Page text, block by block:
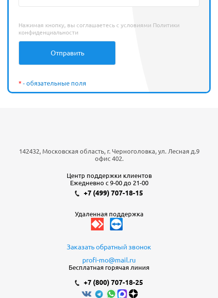
Нажимая кнопку, вы соглашаетесь с условиями Политики
конфиденциальности
* - обязательные поля
142432, Московская область, г. Черноголовка, ул. Лесная д.9
офис 402.
Центр поддержки клиентов
Ежедневно с 9-00 до 21-00
+7 (499) 707-18-15
Удаленная поддержка
Заказать обратный звонок
profi-mo@mail.ru
Бесплатная горячая линия
+7 (800) 707-18-25